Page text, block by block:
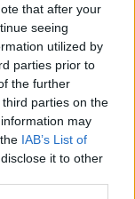
that after your
seeing
utilized by
parties prior to
the further
parties on the
may
IAB’s List of
it to other
forme
grande
physique
pour